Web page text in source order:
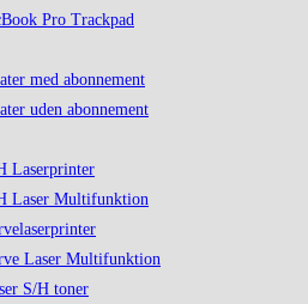
Pro Trackpad
med abonnement
uden abonnement
Laserprinter
Laser Multifunktion
Laser Multifunktion
S/H toner